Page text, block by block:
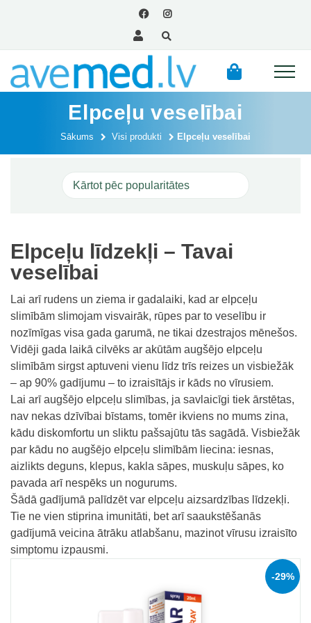
Elpceļu veselībai
Sākums Visi produkti Elpceļu veselībai
Elpceļu līdzekļi – Tavai
veselībai
Lai arī rudens un ziema ir gadalaiki, kad ar elpceļu
slimībām slimojam visvairāk, rūpes par to veselību ir
nozīmīgas visa gada garumā, ne tikai dzestrajos mēnešos.
Vidēji gada laikā cilvēks ar akūtām augšējo elpceļu
slimībām sirgst aptuveni vienu līdz trīs reizes un visbiežāk
– ap 90% gadījumu – to izraisītājs ir kāds no vīrusiem.
Lai arī augšējo elpceļu slimības, ja savlaicīgi tiek ārstētas,
nav nekas dzīvībai bīstams, tomēr ikviens no mums zina,
kādu diskomfortu un sliktu pašsajūtu tās sagādā. Visbiežāk
par kādu no augšējo elpceļu slimībām liecina: iesnas,
aizlikts deguns, klepus, kakla sāpes, muskuļu sāpes, ko
pavada arī nespēks un nogurums.
Šādā gadījumā palīdzēt var elpceļu aizsardzības līdzekļi.
Tie ne vien stiprina imunitāti, bet arī saaukstēšanās
gadījumā veicina ātrāku atlabšanu, mazinot vīrusu izraisīto
simptomu izpausmi.
-29%